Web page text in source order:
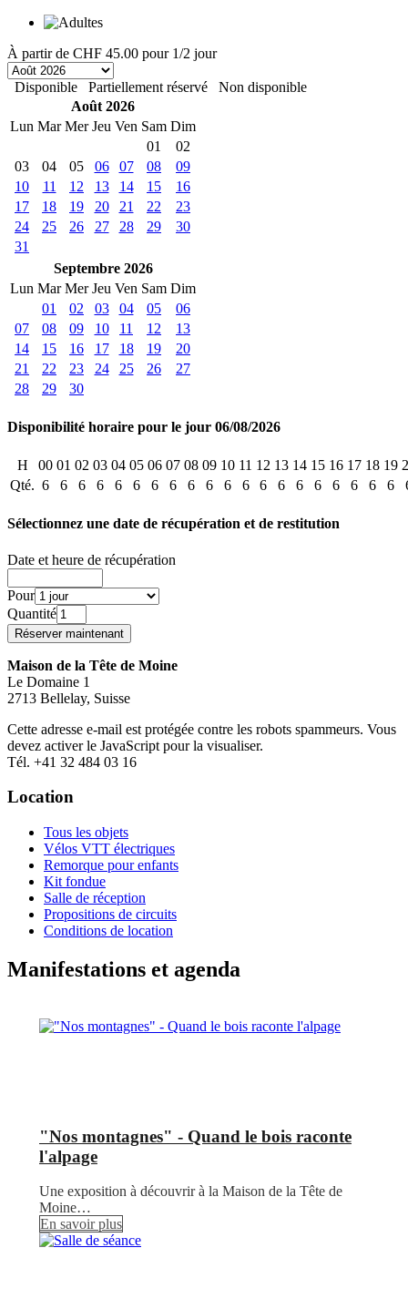
À partir de CHF 45.00 pour 1/2 jour
Disponible Partiellement réservé
Non disponible
Août 2026
Lun Mar Mer Jeu Ven Sam Dim
01
02
03
04 05 06 07 08
09
10
11 12 13 14 15
16
17
18 19 20 21 22
23
24
25 26 27 28 29
30
31
Septembre 2026
Lun Mar Mer Jeu Ven Sam Dim
01
02 03 04 05
06
07
08 09 10 11 12
13
14
15 16 17 18 19
20
21
22 23 24 25 26
27
28
29 30
Disponibilité horaire pour le jour 06/08/2026
H 00 01 02 03 04 05 06 07 08 09 10 11 12 13 14 15 16 17 18 19
Qté. 6 6 6 6 6 6 6 6 6 6 6 6 6 6 6 6 6 6 6 6
Sélectionnez une date de récupération et de restitution
Date et heure de récupération
Pour
Quantité
Maison de la Tête de Moine
Le Domaine 1
2713 Bellelay, Suisse
Cette adresse e-mail est protégée contre les robots spammeurs. Vous
devez activer le JavaScript pour la visualiser.
Tél. +41 32 484 03 16
Location
Tous les objets
Vélos VTT électriques
Remorque pour enfants
Kit fondue
Salle de réception
Propositions de circuits
Conditions de location
Manifestations et agenda
"Nos montagnes" - Quand le bois raconte
l'alpage
Une exposition à découvrir à la Maison de la Tête de
Moine…
En savoir plus